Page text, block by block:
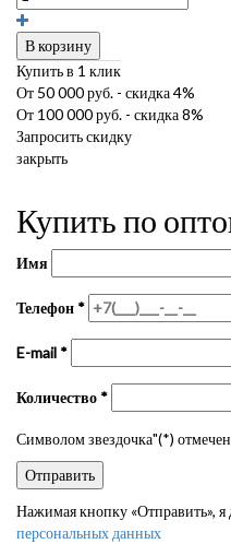
В корзину
Купить в 1 клик
От 50 000 руб. - скидка 4%
От 100 000 руб. - скидка 8%
Запросить скидку
закрыть
Купить по
Имя
Телефон *
E-mail *
Количество *
Символом звездочка"(*)
Нажимая кнопку «Отправить», я
персональных данных